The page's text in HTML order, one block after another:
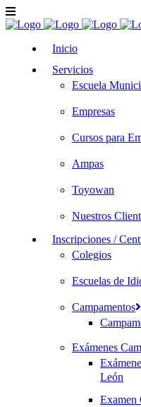
Inicio
Servicios
Escuela
Empresas
Cursos para
Ampas
Toyowan
Nuestros
Inscripciones /
Colegios
Escuelas de
Campamentos
Exámenes
León
Examen